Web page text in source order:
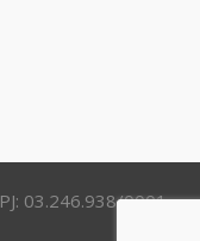
03.246.938/0001-